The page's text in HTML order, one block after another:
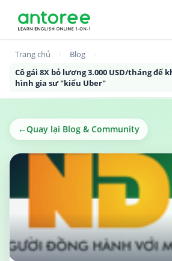
Trang chủ
Blog
Cô gái 8X bỏ lương 3.000 USD/tháng để
hình gia sư "kiểu Uber"
←Quay lại Blog & Community